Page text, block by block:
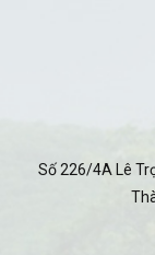
Số 226/4A Lê